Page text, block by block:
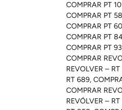
COMPRAR PT
COMPRAR PT
COMPRAR PT
COMPRAR PT
COMPRAR PT
COMPRAR
REVOLVER –
RT 689,
COMPRAR
REVÓLVER –